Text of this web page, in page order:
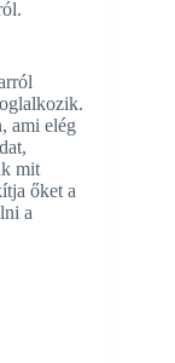
ami elég
mit
őket a
a